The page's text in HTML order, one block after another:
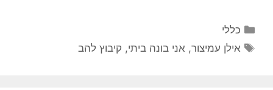
כללי
אילן עמיצור, אני בונה ביתי, קיבוץ להב